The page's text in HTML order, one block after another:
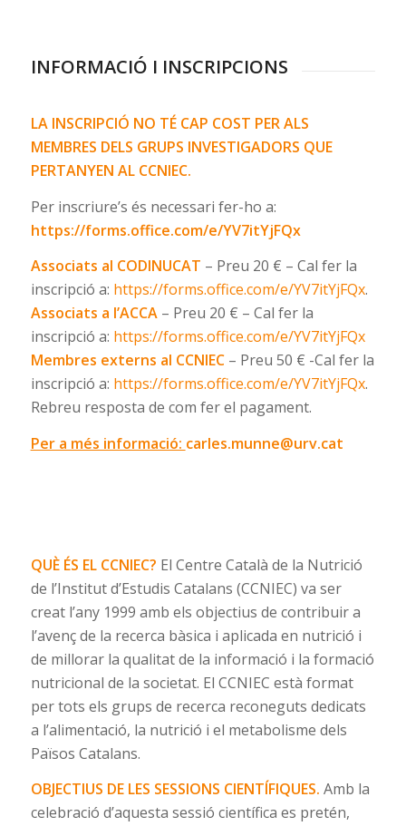
INFORMACIÓ I INSCRIPCIONS
LA INSCRIPCIÓ NO TÉ CAP COST PER ALS
MEMBRES DELS GRUPS INVESTIGADORS QUE
PERTANYEN AL CCNIEC.
Per inscriure’s és necessari fer-ho a:
https://forms.office.com/e/YV7itYjFQx
Associats al CODINUCAT – Preu 20 € – Cal fer la
inscripció a: https://forms.office.com/e/YV7itYjFQx.
Associats a l’ACCA– Preu 20 € – Cal fer la
inscripció a: https://forms.office.com/e/YV7itYjFQx
Membres externs al CCNIEC– Preu 50 € -Cal fer la
inscripció a: https://forms.office.com/e/YV7itYjFQx.
Rebreu resposta de com fer el pagament.
Per a més informació: carles.munne@urv.cat
QUÈ ÉS EL CCNIEC? El Centre Català de la Nutrició
de l’Institut d’Estudis Catalans (CCNIEC) va ser
creat l’any 1999 amb els objectius de contribuir a
l’avenç de la recerca bàsica i aplicada en nutrició i
de millorar la qualitat de la informació i la formació
nutricional de la societat. El CCNIEC està format
per tots els grups de recerca reconeguts dedicats
a l’alimentació, la nutrició i el metabolisme dels
Països Catalans.
OBJECTIUS DE LES SESSIONS CIENTÍFIQUES. Amb la
celebració d’aquesta sessió científica es pretén,